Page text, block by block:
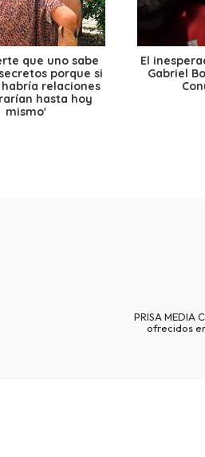
que uno sabe
porque si
relaciones
hasta hoy
mismo'
El
Gabriel
PRISA MEDIA
ofrecidos